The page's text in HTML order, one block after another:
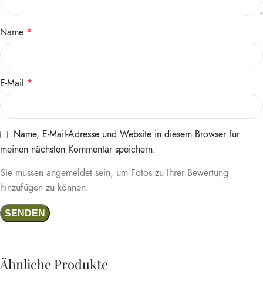
Name *
E-Mail *
Name, E-Mail-Adresse und Website in diesem Browser für
meinen nächsten Kommentar speichern.
Sie müssen angemeldet sein, um Fotos zu Ihrer Bewertung
hinzufügen zu können.
Ähnliche Produkte